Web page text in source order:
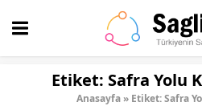
Etiket: Safra Yolu
Anasayfa » Etiket: Safra